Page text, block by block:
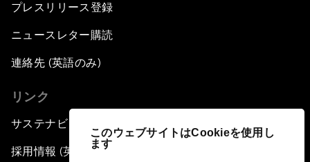
このウェブサイトはCookieを使用し
ます
プレスリリース登録
ニュースレター購読
連絡先 (英語のみ)
リンク
サステナビリティへの取り組み
採用情報 (英語のみ)